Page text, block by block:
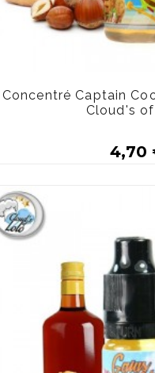
Concentré Captain
Cloud's
4,70